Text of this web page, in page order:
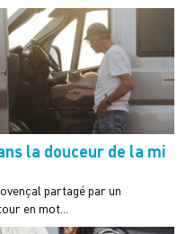
la douceur de la mi
partagé par un
en mot...